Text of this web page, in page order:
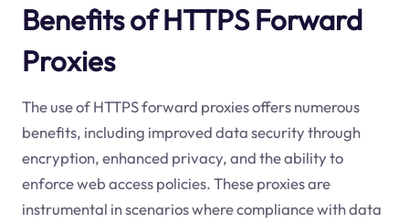
Benefits of HTTPS Forward
Proxies
The use of HTTPS forward proxies offers numerous
benefits, including improved data security through
encryption, enhanced privacy, and the ability to
enforce web access policies. These proxies are
instrumental in scenarios where compliance with data